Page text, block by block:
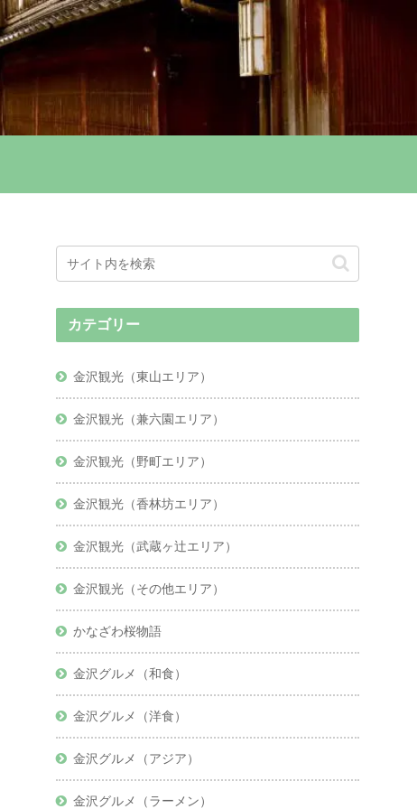
カテゴリー
金沢観光（東山エリア）
金沢観光（兼六園エリア）
金沢観光（野町エリア）
金沢観光（香林坊エリア）
金沢観光（武蔵ヶ辻エリア）
金沢観光（その他エリア）
かなざわ桜物語
金沢グルメ（和食）
金沢グルメ（洋食）
金沢グルメ（アジア）
金沢グルメ（ラーメン）